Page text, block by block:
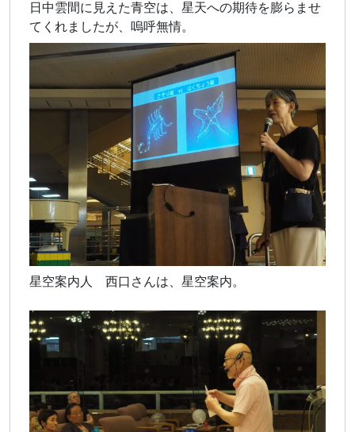
日中雲間に見えた青空は、星天への期待を膨らませ
てくれましたが、嗚呼無情。
星空案内人 西口さんは、星空案内。